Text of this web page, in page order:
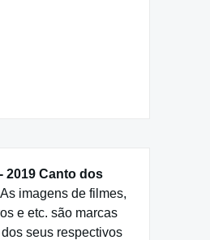
2019 Canto dos
As imagens de filmes,
e etc. são marcas
seus respectivos